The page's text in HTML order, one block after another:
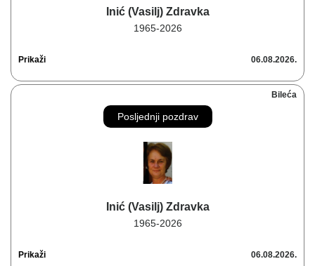
Inić (Vasilj) Zdravka
1965-2026
Prikaži 06.08.2026.
Bileća
Posljednji pozdrav
Inić (Vasilj) Zdravka
1965-2026
Prikaži 06.08.2026.